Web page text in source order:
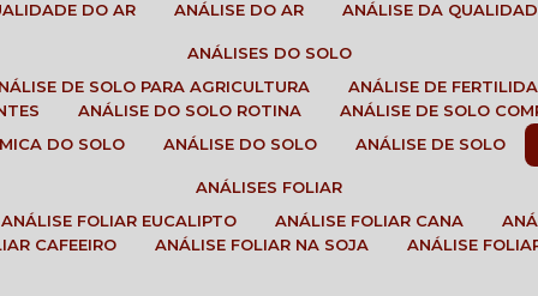
DO AR ANÁLISE DO AR ANÁLISE DA
ANÁLISES DO SOLO
DE SOLO PARA AGRICULTURA
ANÁLISE DE
ANÁLISE DO SOLO ROTINA
ANÁLISE DE SOLO
DO SOLO
ANÁLISE DO SOLO ANÁLISE DE SOLO
ANÁLISES FOLIAR
ANÁLISE FOLIAR EUCALIPTO
ANÁLISE FOLIAR CANA
CAFEEIRO
ANÁLISE FOLIAR NA SOJA ANÁLISE